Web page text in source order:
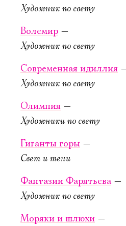
Серый зал
Художник по свету
Волемир —
Художник по свету
Современная идиллия
Художник по свету
Олимпия —
Художники по свету
Гиганты горы —
Свет и тени
Фантазии Фарятьева —
Художник по свету
Моряки и шлюхи —